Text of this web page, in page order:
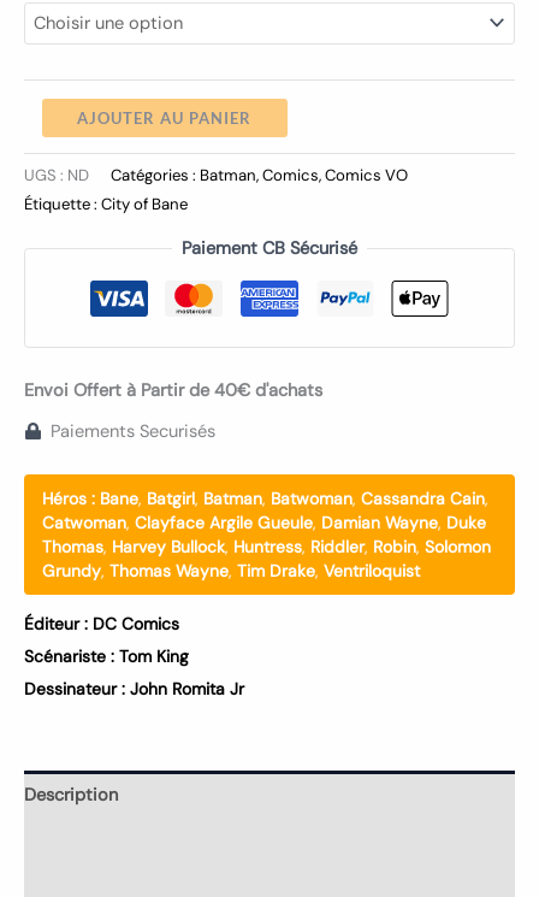
AJOUTER AU PANIER
UGS : ND Catégories : Batman,Comics,Comics VO
Étiquette : City of Bane
Paiement CB Sécurisé
Envoi Offert à Partir de 40€ d'achats
Paiements Securisés
Héros : Bane, Batgirl, Batman, Batwoman, Cassandra Cain,
Catwoman, Clayface Argile Gueule, Damian Wayne, Duke
Thomas, Harvey Bullock, Huntress, Riddler, Robin, Solomon
Grundy, Thomas Wayne, Tim Drake, Ventriloquist
Éditeur : DC Comics
Scénariste : Tom King
Dessinateur : John Romita Jr
Description